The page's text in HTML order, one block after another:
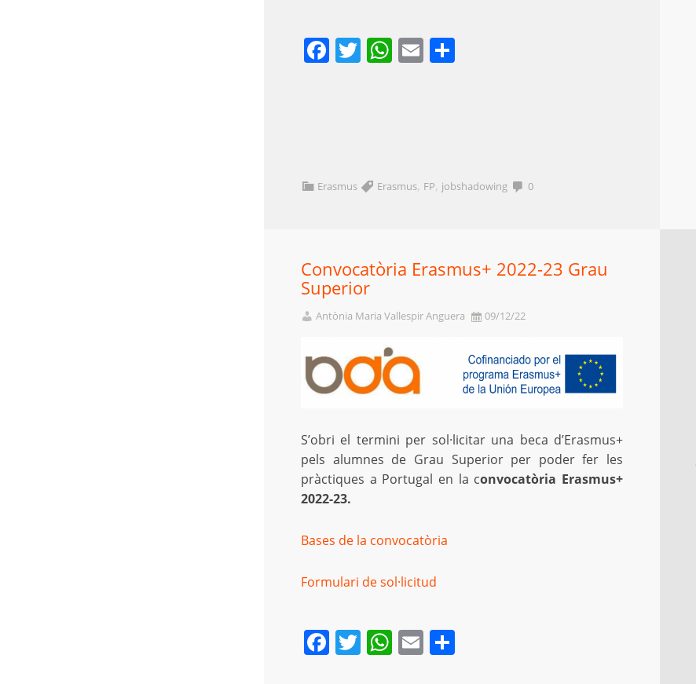
Facebook
Twitter
WhatsApp
Email
Erasmus Erasmus, FP, jobshadowing 0
Convocatòria Erasmus+ 2022-23 Grau
Superior
Antònia Maria Vallespir Anguera 09/12/22
S’obri el termini per sol·licitar una beca d’Erasmus+
pels alumnes de Grau Superior per poder fer les
pràctiques a Portugal en la convocatòria Erasmus+
2022-23.
Bases de la convocatòria
Formulari de sol·licitud
Facebook
Twitter
WhatsApp
Email